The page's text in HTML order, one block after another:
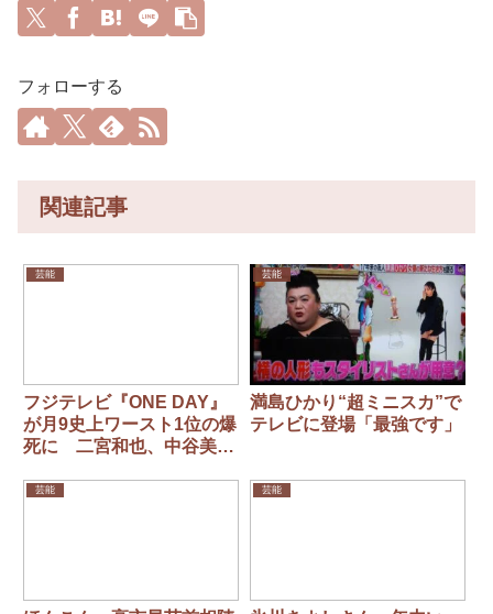
フォローする
関連記事
芸能
フジテレビ『ONE DAY』
が月9史上ワースト1位の爆
死に 二宮和也、中谷美
主演
芸能
満島ひかり“超ミニスカ”で
テレビに登場「最強です」
芸能 芸能